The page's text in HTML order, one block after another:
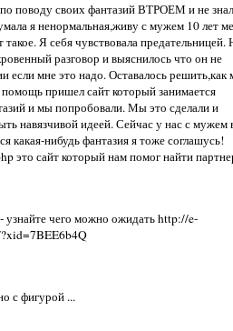
поводу своих фантазий ВТРОЕМ и не
я ненормальная,живу с мужем 10 лет
такое. Я себя чувствовала предательницей.
разговор и выяснилось что он не
если мне это надо. Оставалось решить,как
помощь пришел сайт который занимается
и мы попробовали. Мы это сделали и
навязчивой идеей. Сейчас у нас с мужем
какая-нибудь фантазия я тоже соглашусь!
это сайт который нам помог найти
узнайте чего можно ожидать http://e-
с фигурой ...